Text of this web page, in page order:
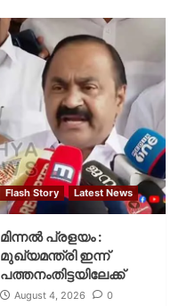
Flash Story Latest News
മിന്നല്‍ പ്രളയം :
മുഖ്യമന്ത്രി ഇന്ന്
പത്തനംതിട്ടയിലേക്ക്
August 4, 2026 0